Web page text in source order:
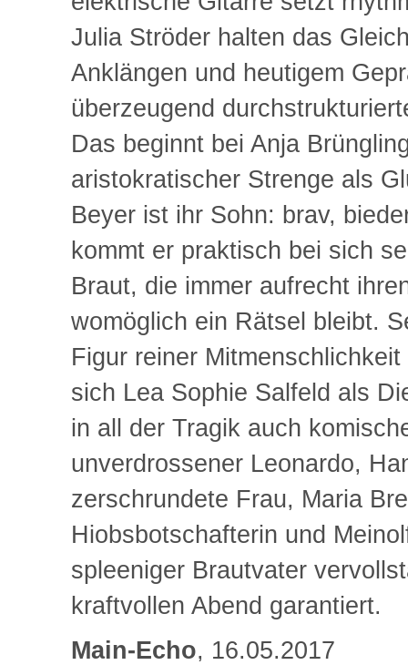
Julia Ströder halten das
Anklängen und heutigem
überzeugend
Das beginnt bei Anja
aristokratischer Strenge als
Beyer ist ihr Sohn: brav,
kommt er praktisch bei sich
Braut, die immer aufrecht
womöglich ein Rätsel bleibt.
Figur reiner
sich Lea Sophie Salfeld als
in all der Tragik auch
unverdrossener Leonardo,
zerschrundete Frau, Maria
Hiobsbotschafterin und
spleeniger Brautvater
kraftvollen Abend garantiert.
Main-Echo, 16.05.2017